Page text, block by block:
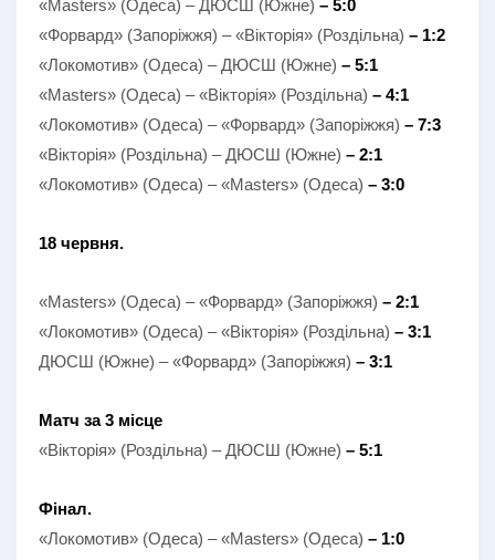
«Masters» (Одеса) – ДЮСШ (Южне) – 5:0
«Форвард» (Запоріжжя) – «Вікторія» (Роздільна) – 1:2
«Локомотив» (Одеса) – ДЮСШ (Южне) – 5:1
«Masters» (Одеса) – «Вікторія» (Роздільна) – 4:1
«Локомотив» (Одеса) – «Форвард» (Запоріжжя) – 7:3
«Вікторія» (Роздільна) – ДЮСШ (Южне) – 2:1
«Локомотив» (Одеса) – «Masters» (Одеса) – 3:0
18 червня.
«Masters» (Одеса) – «Форвард» (Запоріжжя) – 2:1
«Локомотив» (Одеса) – «Вікторія» (Роздільна) – 3:1
ДЮСШ (Южне) – «Форвард» (Запоріжжя) – 3:1
Матч за 3 місце
«Вікторія» (Роздільна) – ДЮСШ (Южне) – 5:1
Фінал.
«Локомотив» (Одеса) – «Masters» (Одеса) – 1:0